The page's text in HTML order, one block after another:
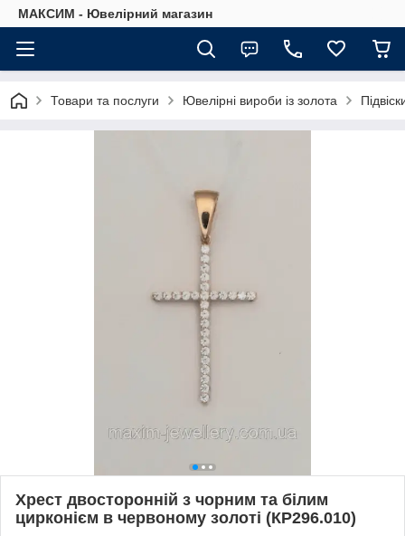
МАКСИМ - Ювелірний магазин
Товари та послуги Ювелірні вироби із золота
Хрест двосторонній з чорним та білим
цирконієм в червоному золоті (КР296.010)